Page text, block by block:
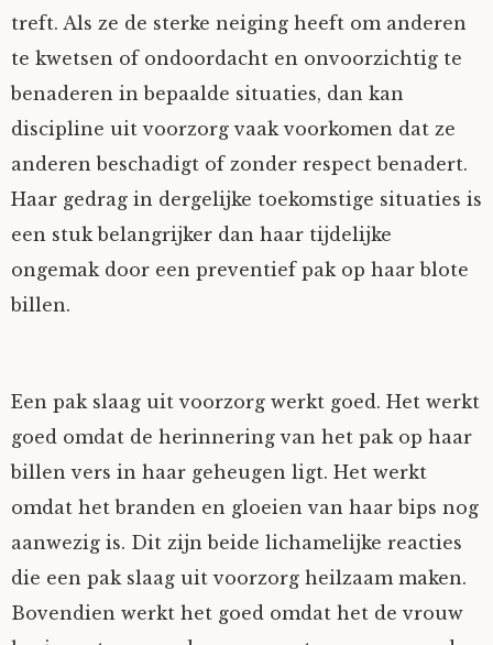
treft. Als ze de sterke neiging heeft om anderen
te kwetsen of ondoordacht en onvoorzichtig te
benaderen in bepaalde situaties, dan kan
discipline uit voorzorg vaak voorkomen dat ze
anderen beschadigt of zonder respect benadert.
Haar gedrag in dergelijke toekomstige situaties is
een stuk belangrijker dan haar tijdelijke
ongemak door een preventief pak op haar blote
billen.
Een pak slaag uit voorzorg werkt goed. Het werkt
goed omdat de herinnering van het pak op haar
billen vers in haar geheugen ligt. Het werkt
omdat het branden en gloeien van haar bips nog
aanwezig is. Dit zijn beide lichamelijke reacties
die een pak slaag uit voorzorg heilzaam maken.
Bovendien werkt het goed omdat het de vrouw